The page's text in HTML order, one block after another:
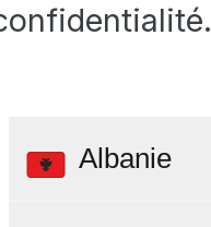
Albanie